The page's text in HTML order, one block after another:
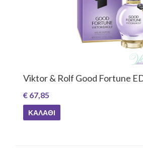
Viktor & Rolf Good Fortune
€ 67,85
ΚΑΛΆΘΙ